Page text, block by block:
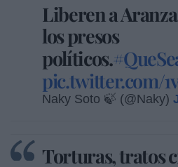
Liberen a
los presos
políticos.
pic.twitter.com/
Naky Soto 🍃 (@Naky)
Torturas, tratos